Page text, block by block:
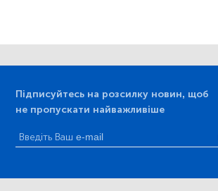
Підписуйтесь на розсилку новин, щоб
не пропускати найважливіше